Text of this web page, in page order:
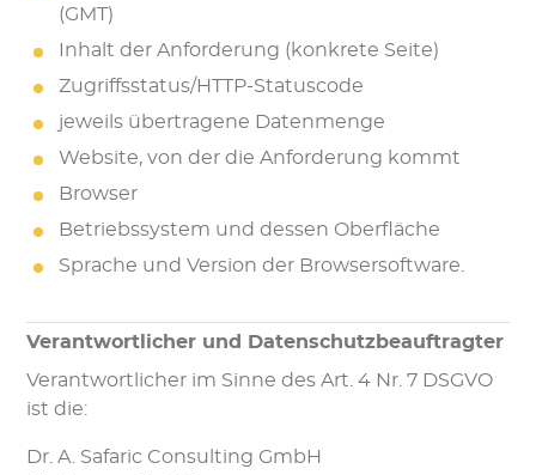
(GMT)
Inhalt der Anforderung (konkrete Seite)
Zugriffsstatus/HTTP-Statuscode
jeweils übertragene Datenmenge
Website, von der die Anforderung kommt
Browser
Betriebssystem und dessen Oberfläche
Sprache und Version der Browsersoftware.
Verantwortlicher und Datenschutzbeauftragter
Verantwortlicher im Sinne des Art. 4 Nr. 7 DSGVO
ist die:
Dr. A. Safaric Consulting GmbH